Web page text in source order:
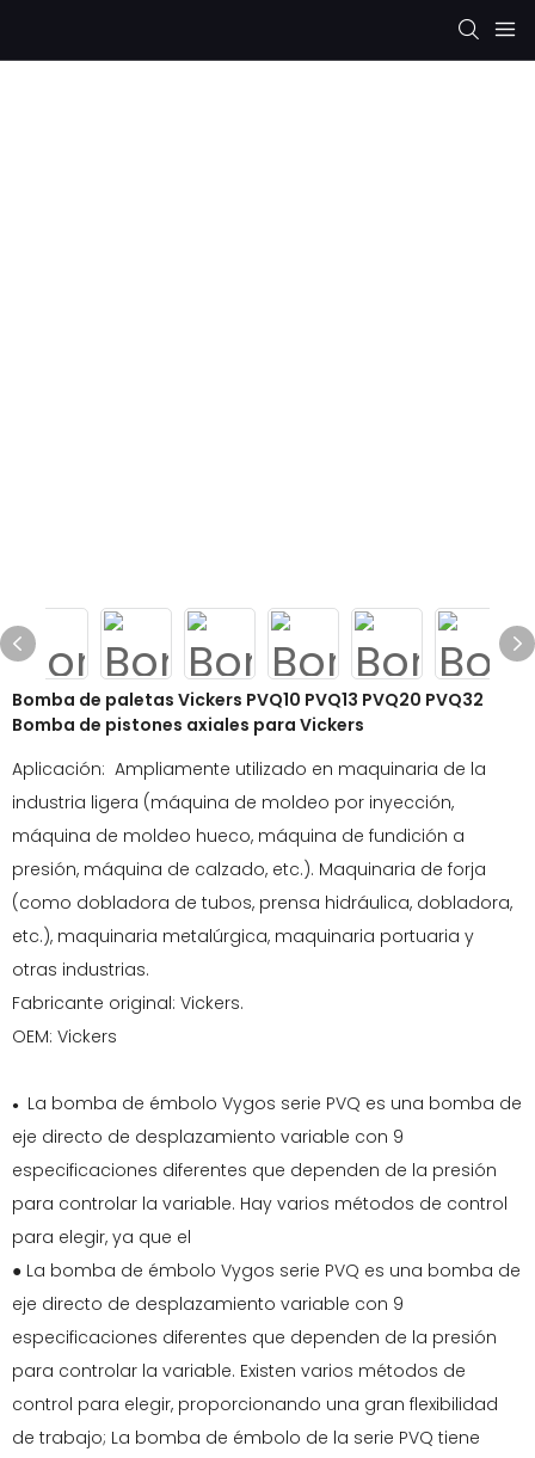
Bomba de paletas Vickers PVQ10 PVQ13 PVQ20 PVQ32
Bomba de pistones axiales para Vickers
Aplicación: Ampliamente utilizado en maquinaria de la
industria ligera (máquina de moldeo por inyección,
máquina de moldeo hueco, máquina de fundición a
presión, máquina de calzado, etc.). Maquinaria de forja
(como dobladora de tubos, prensa hidráulica, dobladora,
etc.), maquinaria metalúrgica, maquinaria portuaria y
otras industrias.
Fabricante original: Vickers.
OEM: Vickers
● La bomba de émbolo Vygos serie PVQ es una bomba de
eje directo de desplazamiento variable con 9
especificaciones diferentes que dependen de la presión
para controlar la variable. Hay varios métodos de control
para elegir, ya que el
● La bomba de émbolo Vygos serie PVQ es una bomba de
eje directo de desplazamiento variable con 9
especificaciones diferentes que dependen de la presión
para controlar la variable. Existen varios métodos de
control para elegir, proporcionando una gran flexibilidad
de trabajo; La bomba de émbolo de la serie PVQ tiene